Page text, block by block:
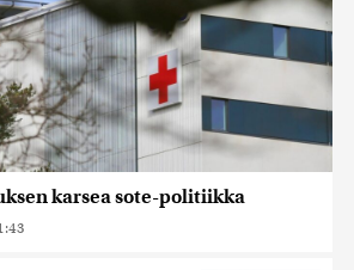
karsea sote-politiikka